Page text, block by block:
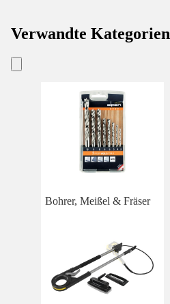
Verwandte Kategorien
Bohrer, Meißel & Fräser